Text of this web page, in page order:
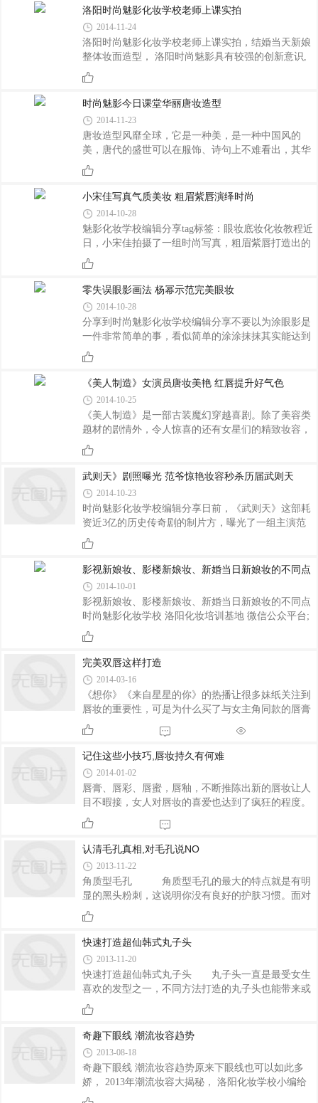
步骤，让你学会化妆瘦脸秘诀。 1.根据适合自身
的肤色的粉底，深色或浅色。首先是在脸部的额角、
颧骨还有下巴尖部位涂上签上的粉底，目的是为了让
上述的部位能够更加的突出；之后是把深色的粉底涂
抹在额头的两侧，就是太阳穴接近发际线的位置，还
有不要忘了把下颌角的位置也要涂上，产生收敛的效
洛阳时尚魅影化妆学校老师上课实拍
2014-11-24
洛阳时尚魅影化妆学校老师上课实拍，结婚当天新娘
整体妆面造型， 洛阳时尚魅影具有较强的创新意识,
打破传统的新娘妆面及造型,将东方的传统和西方的时
尚相结合,巧妙的融入韩式以及日系的新元素 ，让学
员学习到最时尚且实用的新娘造型，
时尚魅影今日课堂华丽唐妆造型
2014-11-23
唐妆造型风靡全球，它是一种美，是一种中国风的
美，唐代的盛世可以在服饰、诗句上不难看出，其华
丽飘逸且富丽堂皇的服装一直延续至今，唐妆造型以
多发黑发为美发髻变幻出不同华丽程度的造型，在唐
代所有的盘发造型中是没有散下发留发刘海处理的，
这也是我们看唐朝电视剧中，所有的女主角和配角都
是高高盘发发髻的
小宋佳写真气质美妆 粗眉紫唇演绎时尚
2014-10-28
魅影化妆学校编辑分享tag标签：眼妆底妆化妆教程近
日，小宋佳拍摄了一组时尚写真，粗眉紫唇打造出的
冷艳妆容凸显十足魅力，下面就一起来看一看吧!
零失误眼影画法 杨幂示范完美眼妆
2014-10-28
分享到时尚魅影化妆学校编辑分享不要以为涂眼影是
一件非常简单的事，看似简单的涂涂抹抹其实能达到
改变妆面的作用，不过对于手残的你来说做到"0"失
误真的很难，今天编辑就让你的眼妆不NG。
《美人制造》女演员唐妆美艳 红唇提升好气色
2014-10-25
《美人制造》是一部古装魔幻穿越喜剧。除了美容类
题材的剧情外，令人惊喜的还有女星们的精致妆容，
因为故事背景是武则天时期，唐朝的思想比较开放，
所以演员们的服饰妆容都有非常鲜明的唐朝特色。洛
阳影视化妆学校
武则天》剧照曝光 范爷惊艳妆容秒杀历届武则天
2014-10-23
​时尚魅影化妆学校编辑分享日前，《武则天》这部耗
资近3亿的历史传奇剧的制片方，曝光了一组主演范
冰冰与李治廷的剧照，范冰冰饰演的武媚娘明目皓齿
仪态华贵，精致的妆容和面庞再次让范爷惊艳四座!
影视新娘妆、影楼新娘妆、新婚当日新娘妆的不同点
2014-10-01
影视新娘妆、影楼新娘妆、新婚当日新娘妆的不同点
时尚魅影化妆学校 洛阳化妆培训基地 微信公众平台;
洛阳化妆培训基地 myhzxx影视新娘妆：在不同的剧
情以及历史背景和人物关系和环境中，根据剧中人物
的职业、性格、外形特点来 塑造形象。化妆根据人物
的脸型，发型，肤色和气质来决定彩妆的用色和服装
配饰的选择。 影楼新娘妆：新娘的造型几乎千篇一
律，化妆发型服装几乎雷同，并没有根据不同的人设
计适合的脸型，气质的妆容 ，妆面用色比较浓重 ，
因为影楼的摄影用光一般以平光为主，曝光基本都是
完美双唇这样打造
2014-03-16
《想你》《来自星星的你》的热播让很多妹纸关注到
唇妆的重要性，可是为什么买了与女主角同款的唇膏
却擦不出一样美丽的感觉呢？时尚魅影化妆学校的小
编提醒大家很可能是你涂抹唇膏的方法有问题。你是
不是直接拿唇膏擦在双唇上就OK了呢？这样偷懒的
方式肯定是无法打造出完美耐看的双唇的，完美双唇
的打造，看似简单，其实不简单！
记住这些小技巧,唇妆持久有何难
2014-01-02
唇膏、唇彩、唇蜜，唇釉，不断推陈出新的唇妆让人
目不暇接，女人对唇妆的喜爱也达到了疯狂的程度。
既然我们如此喜爱唇妆，除了要学会选购适合自己的
唇妆产品，还一定要学会唇妆技巧。今天时尚魅影化
妆学校的小编就要教大家如何让唇妆保持的更加持
久。
认清毛孔真相,对毛孔说NO
2013-11-22
角质型毛孔 角质型毛孔的最大的特点就是有明
显的黑头粉刺，这说明你没有良好的护肤习惯。面对
这样的情形，你应该做的就是要好好的清洁肌肤，养
成定期去角质的习惯。
快速打造超仙韩式丸子头
2013-11-20
快速打造超仙韩式丸子头 丸子头一直是最受女生
喜欢的发型之一，不同方法打造的丸子头也能带来或
活泼、或干练、或优雅的感觉。时尚魅影化妆学校的
老师要教大家打造的这款韩式丸子头，就能为你带来
很仙的气质。
奇趣下眼线 潮流妆容趋势
2013-08-18
奇趣下眼线 潮流妆容趋势原来下眼线也可以如此多
娇， 2013年潮流妆容大揭秘， 洛阳化妆学校小编给
你带来最前沿时尚资讯，从未被关注过的下眼线成为